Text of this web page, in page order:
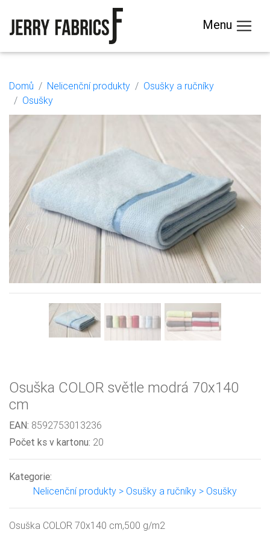
Menu
Domů Nelicenční produkty
Osušky a ručníky
Osušky
Previous Next
Osuška COLOR světle modrá 70x140
cm
EAN: 8592753013236
Počet ks v kartonu: 20
Kategorie:
Nelicenční produkty > Osušky a ručníky > Osušky
Osuška COLOR 70x140 cm,500 g/m2